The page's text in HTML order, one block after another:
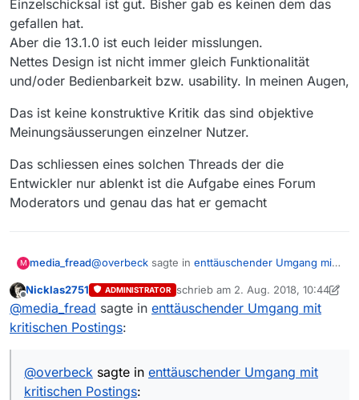
Einzelschicksal ist gut. Bisher gab es keinen dem das
gefallen hat.
Aber die 13.1.0 ist euch leider misslungen.
Nettes Design ist nicht immer gleich Funktionalität
und/oder Bedienbarkeit bzw. usability. In meinen Augen,
Das ist keine konstruktive Kritik das sind objektive
Meinungsäusserungen einzelner Nutzer.
Das schliessen eines solchen Threads der die
Entwickler nur ablenkt ist die Aufgabe eines Forum
Moderators und genau das hat er gemacht
M media_fread@overbeck sagte in enttäuschender Umgang mit
Ich gehe 'mal davon aus, dass die
besonders lang sein wird, aber wollte es
Das ist jetzt aber “sehr unterstellend” von Dir
overbeck sagte in
enttäuschender Umgang mit
kritischen Postings:
Offline
Nicklas2751 ADMINISTRATOR schrieb am 2. Aug. 2018, 10:44
zuletzt editiert von Nicklas27518.
@media_fread sagte in enttäuschender Umgang mit
kritischen Postings:
@overbeck sagte in enttäuschender Umgang mit
kritischen Postings: